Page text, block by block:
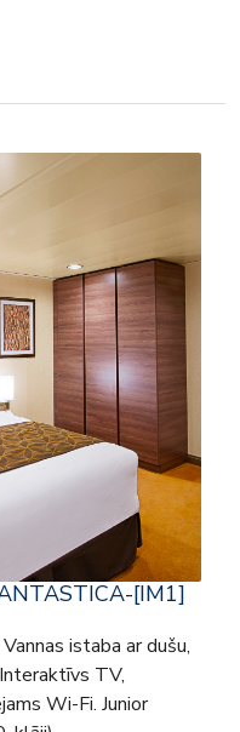
[IM1]
istaba ar dušu,
TV,
Wi-Fi. Junior